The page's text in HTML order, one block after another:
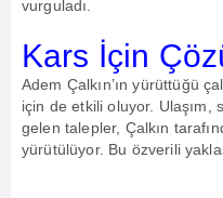
vurguladı.
Kars İçin
Adem Çalkın’ın yürüttüğü
için de etkili oluyor. Ulaşım,
gelen talepler, Çalkın
yürütülüyor. Bu özverili